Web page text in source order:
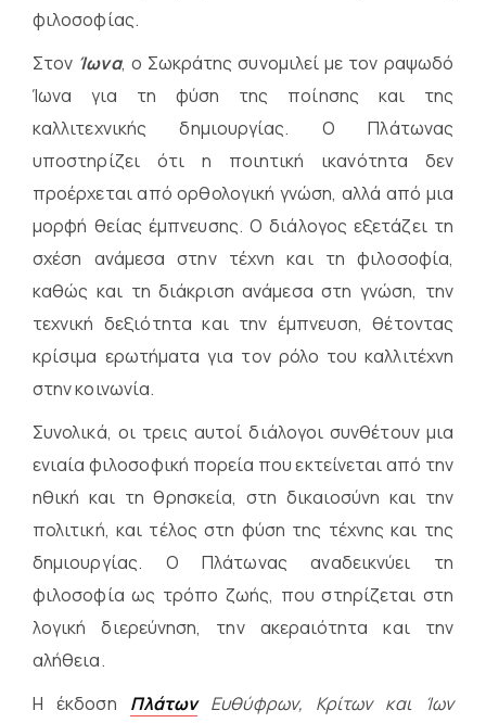
φιλοσοφίας.
Στον Ίωνα, ο Σωκράτης συνομιλεί με τον ραψωδό
Ίωνα για τη φύση της ποίησης και της
καλλιτεχνικής δημιουργίας. Ο Πλάτωνας
υποστηρίζει ότι η ποιητική ικανότητα δεν
προέρχεται από ορθολογική γνώση, αλλά από μια
μορφή θείας έμπνευσης. Ο διάλογος εξετάζει τη
σχέση ανάμεσα στην τέχνη και τη φιλοσοφία,
καθώς και τη διάκριση ανάμεσα στη γνώση, την
τεχνική δεξιότητα και την έμπνευση, θέτοντας
κρίσιμα ερωτήματα για τον ρόλο του καλλιτέχνη
στην κοινωνία.
Συνολικά, οι τρεις αυτοί διάλογοι συνθέτουν μια
ενιαία φιλοσοφική πορεία που εκτείνεται από την
ηθική και τη θρησκεία, στη δικαιοσύνη και την
πολιτική, και τέλος στη φύση της τέχνης και της
δημιουργίας. Ο Πλάτωνας αναδεικνύει τη
φιλοσοφία ως τρόπο ζωής, που στηρίζεται στη
λογική διερεύνηση, την ακεραιότητα και την
αλήθεια.
Η έκδοση Πλάτων Ευθύφρων, Κρίτων και Ίων